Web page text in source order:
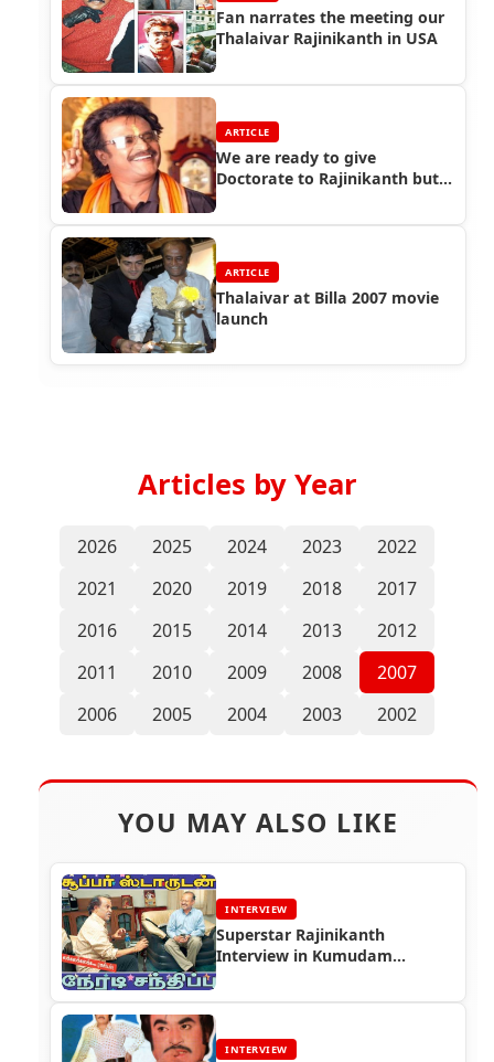
Fan narrates the meeting our
Thalaivar Rajinikanth in USA
ARTICLE
We are ready to give
Doctorate to Rajinikanth but
University!
ARTICLE
Thalaivar at Billa 2007 movie
launch
Articles by Year
2026 2025 2024 2023
2022
2021
2020 2019 2018
2017
2016
2015 2014 2013
2012
2011
2010 2009 2008
2007
2006
2005 2004 2003 2002
YOU MAY ALSO LIKE
INTERVIEW
Superstar Rajinikanth
Interview in Kumudam
INTERVIEW